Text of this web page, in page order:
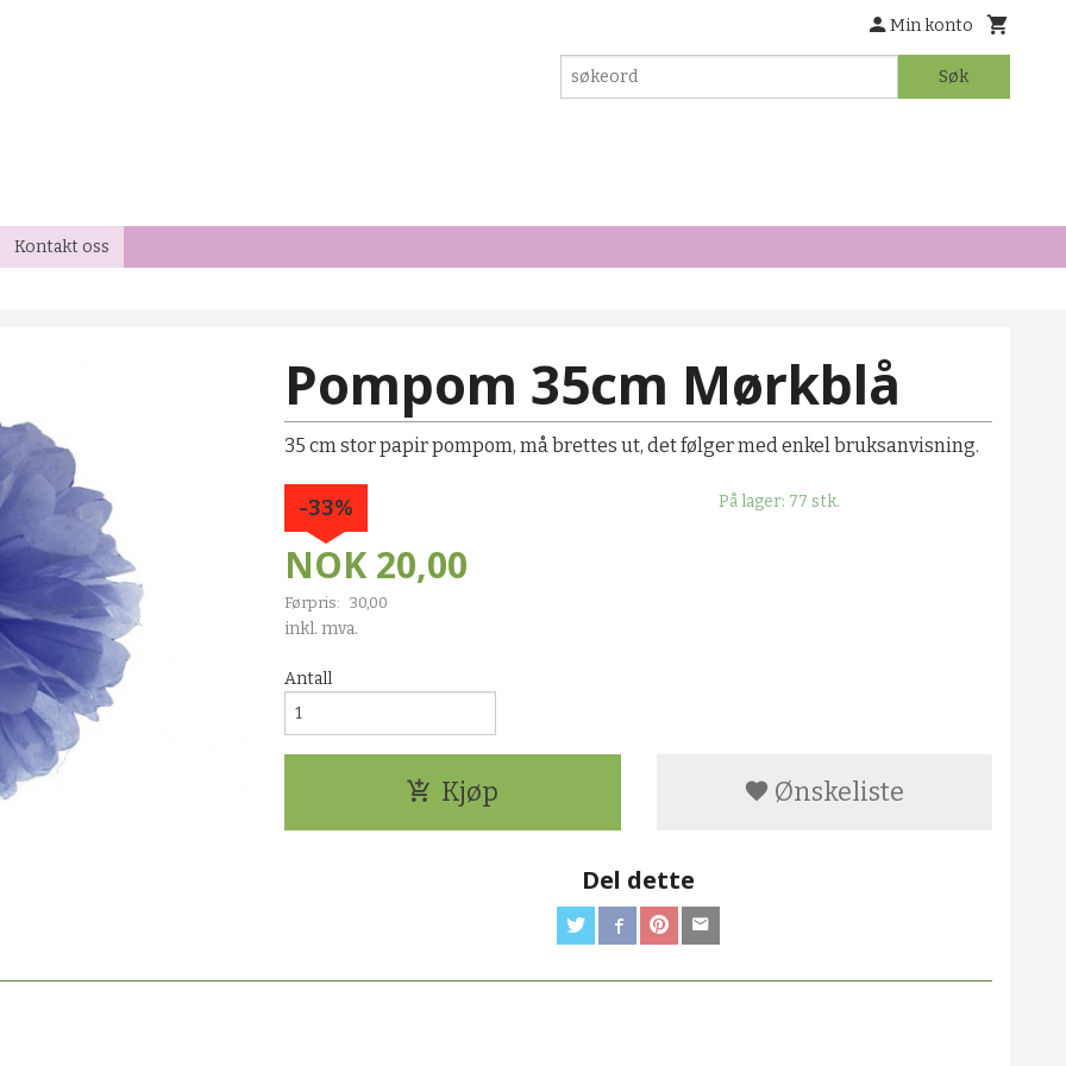
Min konto
Søk
Kontakt oss
Pompom 35cm Mørkblå
35 cm stor papir pompom, må brettes ut, det følger med enkel bruksanvisning.
NOK 20,00
Førpris: 30,00
Rabatt
-33%
inkl. mva.
På lager: 77 stk.
Antall
Kjøp Ønskeliste
Del dette